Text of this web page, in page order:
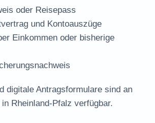
oder Reisepass
und Kontoauszüge
Einkommen oder bisherige
digitale Antragsformulare sind an
Rheinland-Pfalz verfügbar.